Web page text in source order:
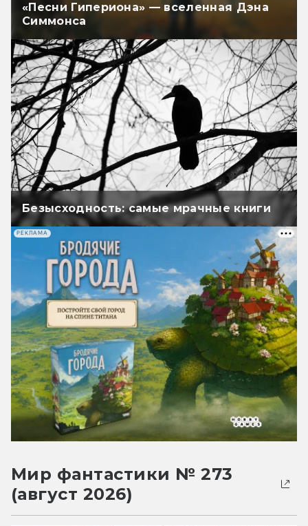
«Песни Гипериона» — вселенная Дэна
Симмонса
Безысходность: самые мрачные книги
РЕКЛАМА
Мир фантастики № 273
(август 2026)